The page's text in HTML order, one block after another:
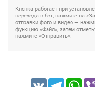
Кнопка работает при
перехода в бот, нажмите на
отправки фото и видео —
функцию «Файл», затем
нажмите «Отправить».
VK Telegram